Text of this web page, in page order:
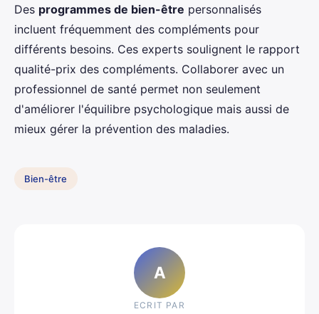
Des programmes de bien-être personnalisés
incluent fréquemment des compléments pour
différents besoins. Ces experts soulignent le rapport
qualité-prix des compléments. Collaborer avec un
professionnel de santé permet non seulement
d'améliorer l'équilibre psychologique mais aussi de
mieux gérer la prévention des maladies.
Bien-être
A
ECRIT PAR